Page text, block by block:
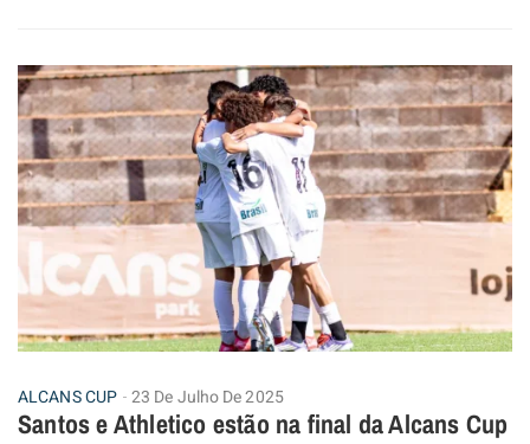
ALCANS CUP 23 De Julho De 2025
Santos e Athletico estão na final da Alcans Cup